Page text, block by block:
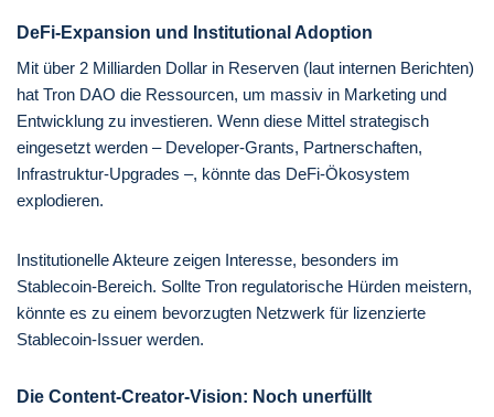
DeFi-Expansion und Institutional Adoption
Mit über 2 Milliarden Dollar in Reserven (laut internen Berichten)
hat Tron DAO die Ressourcen, um massiv in Marketing und
Entwicklung zu investieren. Wenn diese Mittel strategisch
eingesetzt werden – Developer-Grants, Partnerschaften,
Infrastruktur-Upgrades –, könnte das DeFi-Ökosystem
explodieren.
Institutionelle Akteure zeigen Interesse, besonders im
Stablecoin-Bereich. Sollte Tron regulatorische Hürden meistern,
könnte es zu einem bevorzugten Netzwerk für lizenzierte
Stablecoin-Issuer werden.
Die Content-Creator-Vision: Noch unerfüllt